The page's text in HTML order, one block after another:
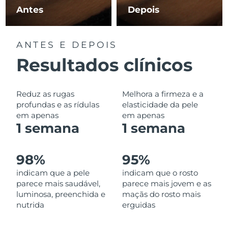
Antes Depois
ANTES E DEPOIS
Resultados clínicos
Reduz as rugas
profundas e as rídulas
em apenas
1 semana
Melhora a firmeza e a
elasticidade da pele
em apenas
1 semana
98%
indicam que a pele
parece mais saudável,
luminosa, preenchida e
nutrida
95%
indicam que o rosto
parece mais jovem e as
maçãs do rosto mais
erguidas
Omã Entrega prevista
Entrega prevista
Porto Rico Entrega prevista8/12/26
Catar Entrega prevista
Romênia Entrega prevista8/10/26
Rússia Entrega prevista8/18/26